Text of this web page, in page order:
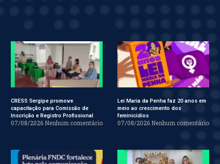
CRESS Sergipe promove
capacitação para Comissão de
Inscrição e Registro Profissional
07/08/2026 Nenhum comentário
Lei Maria da Penha faz 20 anos em
meio ao crescimento dos
feminicídios
07/08/2026 Nenhum comentário